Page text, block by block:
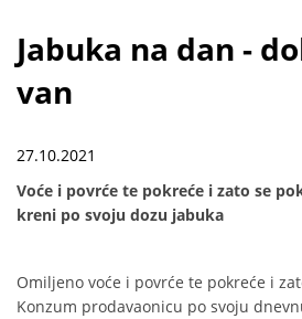
Jabuka na dan -
van
27.10.2021
Voće i povrće te pokreće i zato se
kreni po svoju dozu jabuka
Omiljeno voće i povrće te pokreće i
Konzum prodavaonicu po svoju